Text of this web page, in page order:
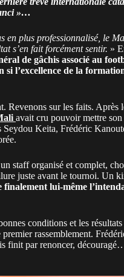
»…
en plus professionnalisé, le
s’en fait forcément sentir. »
de gâchis associé au
si l’excellence de la
Revenons sur les faits.
avait cru pouvoir mettre
Seydou Keita, Frédéric
staff organisé et complet,
juste avant le tournoi. Un
finalement lui-même
conditions et les
rassemblement.
finit par renoncer,